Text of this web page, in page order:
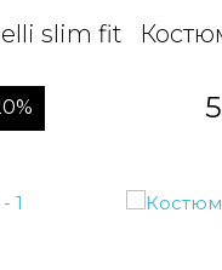
slim fit